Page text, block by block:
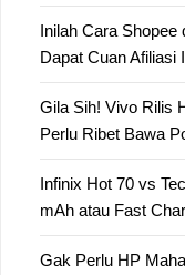
Inilah Cara
Dapat Cuan Afiliasi
Gila Sih! Vivo Rilis
Perlu Ribet Bawa
Infinix Hot 70 vs
mAh atau Fast
Gak Perlu HP